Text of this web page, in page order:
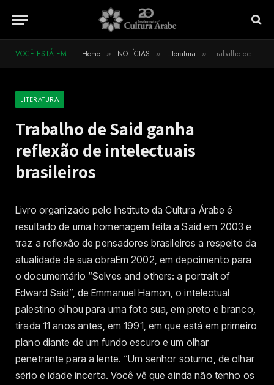
VOCÊ ESTÁ EM: Home » NOTÍCIAS » Literatura » Trabalho de Said ganha reflexão de intelectuais brasileiros
LITERATURA
Trabalho de Said ganha
reflexão de intelectuais
brasileiros
Livro organizado pelo Instituto da Cultura Árabe é
resultado de uma homenagem feita a Said em 2003 e
traz a reflexão de pensadores brasileiros a respeito da
atualidade de sua obraEm 2002, em depoimento para
o documentário “Selves and others: a portrait of
Edward Said”, de Emmanuel Hamon, o intelectual
palestino olhou para uma foto sua, em preto e branco,
tirada 11 anos antes, em 1991, em que está em primeiro
plano diante de um fundo escuro e um olhar
penetrante para a lente. “Um senhor soturno, de olhar
sério e idade incerta. Você vê que ainda não tenho os